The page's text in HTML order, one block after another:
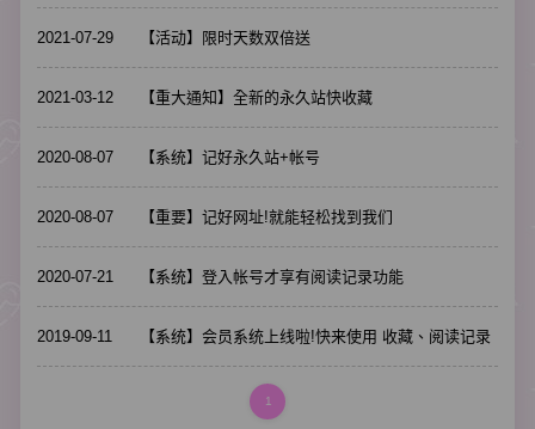
2021-07-29 【活动】限时天数双倍送
2021-03-12 【重大通知】全新的永久站快收藏
2020-08-07 【系统】记好永久站+帐号
2020-08-07 【重要】记好网址!就能轻松找到我们
2020-07-21 【系统】登入帐号才享有阅读记录功能
2019-09-11 【系统】会员系统上线啦!快来使用 收藏、阅读记录
1